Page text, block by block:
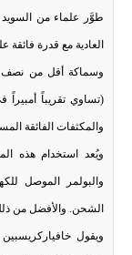
طوَّر علماء من السويد
وسماكة أقل من نصف
(تساوي تقريباً أمبيراً
والمكثفات الفائقة
ويُعد استخدام هذه
والبولمر الموصل
الشحن. والأفضل من
ويقول